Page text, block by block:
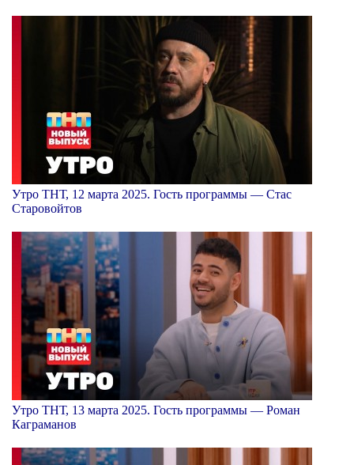
Утро ТНТ, 12 марта 2025. Гость программы — Стас
Старовойтов
Утро ТНТ, 13 марта 2025. Гость программы — Роман
Каграманов